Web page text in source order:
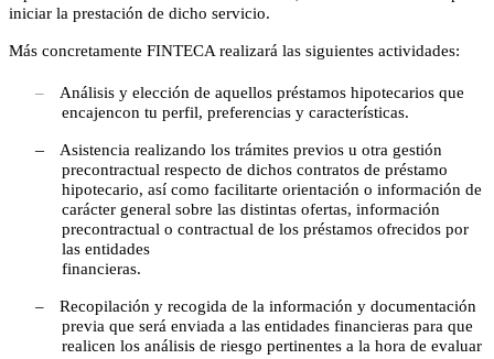
iniciar la prestación de dicho servicio.
Más concretamente FINTECA realizará las siguientes actividades:
–
Análisis y elección de aquellos préstamos hipotecarios que
encajencon tu perfil, preferencias y características.
–
Asistencia realizando los trámites previos u otra gestión
precontractual respecto de dichos contratos de préstamo
hipotecario, así como facilitarte orientación o información de
carácter general sobre las distintas ofertas, información
precontractual o contractual de los préstamos ofrecidos por
las entidades
financieras.
–
Recopilación y recogida de la información y documentación
previa que será enviada a las entidades financieras para que
realicen los análisis de riesgo pertinentes a la hora de evaluar